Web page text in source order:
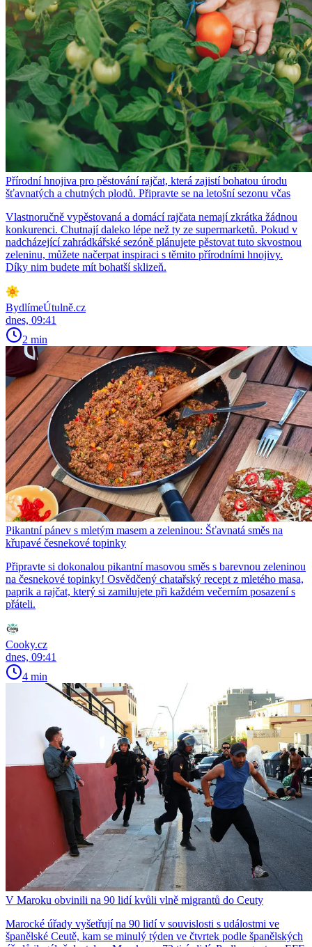
Přírodní hnojiva pro pěstování rajčat, která zajistí bohatou úrodu
šťavnatých a chutných plodů. Připravte se na letošní sezonu včas
Vlastnoručně vypěstovaná a domácí rajčata nemají zkrátka žádnou
konkurenci. Chutnají daleko lépe než ty ze supermarketů. Pokud v
nadcházející zahrádkářské sezóně plánujete pěstovat tuto skvostnou
zeleninu, můžete načerpat inspiraci s těmito přírodními hnojivy.
Díky nim budete mít bohatší sklizeň.
BydlímeÚtulně.cz
dnes, 09:41
2 min
Pikantní pánev s mletým masem a zeleninou: Šťavnatá směs na
křupavé česnekové topinky
Připravte si dokonalou pikantní masovou směs s barevnou zeleninou
na česnekové topinky! Osvědčený chatařský recept z mletého masa,
paprik a rajčat, který si zamilujete při každém večerním posazení s
přáteli.
Cooky.cz
dnes, 09:41
4 min
V Maroku obvinili na 90 lidí kvůli vlně migrantů do Ceuty
Marocké úřady vyšetřují na 90 lidí v souvislosti s událostmi ve
španělské Ceutě, kam se minulý týden ve čtvrtek podle španělských